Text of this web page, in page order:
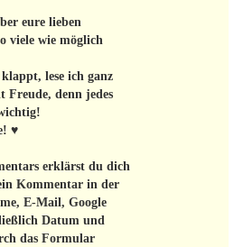
eure lieben
viele wie möglich
lese ich ganz
Freude, denn jedes
♥
erklärst du dich
Kommentar in der
E-Mail, Google
Datum und
das Formular